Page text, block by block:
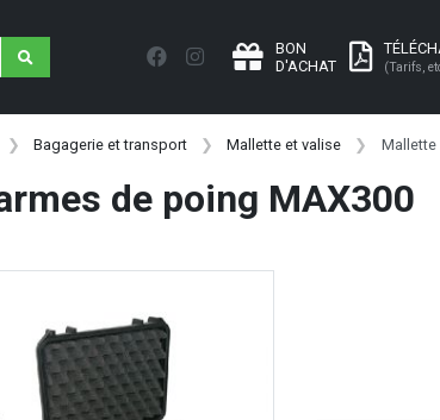
BON
D'ACHAT
(Tarifs,
Bagagerie et transport Mallette et valise Mallette
de poing MAX300